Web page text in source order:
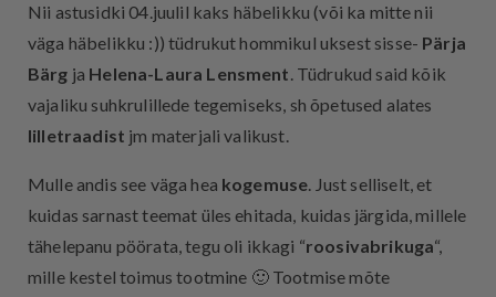
Nii astusidki 04.juulil kaks häbelikku (või ka mitte nii
väga häbelikku :)) tüdrukut hommikul uksest sisse- Pärja
Bärg ja Helena-Laura Lensment. Tüdrukud said kõik
vajaliku suhkrulillede tegemiseks, sh õpetused alates
lilletraadist jm materjali valikust.
Mulle andis see väga hea kogemuse. Just selliselt, et
kuidas sarnast teemat üles ehitada, kuidas järgida, millele
tähelepanu pöörata, tegu oli ikkagi “roosivabrikuga“,
mille kestel toimus tootmine 🙂 Tootmise mõte